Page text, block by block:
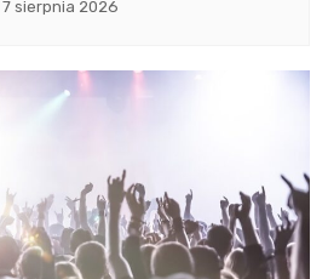
7 sierpnia 2026